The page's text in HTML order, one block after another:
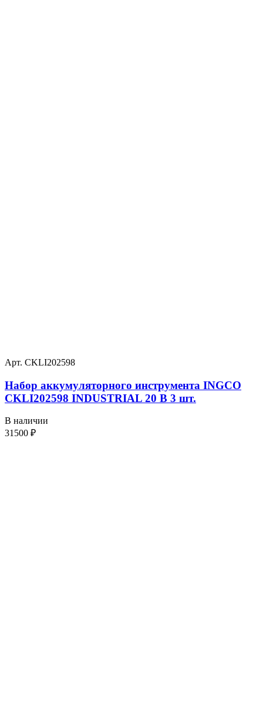
Арт. CKLI202598
Набор аккумуляторного инструмента INGCO
CKLI202598 INDUSTRIAL 20 В 3 шт.
В наличии
31500 ₽